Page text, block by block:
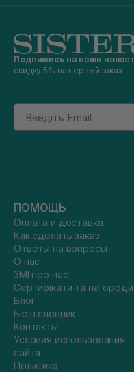
Подпишись на наши
скидку 5% на первый заказ
Email
ПОМОЩЬ
Оплата и доставка
Как сделать заказ
Ответы на вопросы
О нас
ЗМІ про нас
Сертифікати та нагороди
Блог
Бюті словник
Контакты
Условия использования
сайта
Политика